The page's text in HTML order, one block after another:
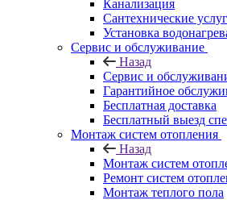
Канализация
Сантехнические
Установка
Сервис и обслуживание
Назад
Сервис и
Гарантийное
Бесплатная доставка
Бесплатный выезд
Монтаж систем отопления
Назад
Монтаж систем
Ремонт систем
Монтаж теплого пола